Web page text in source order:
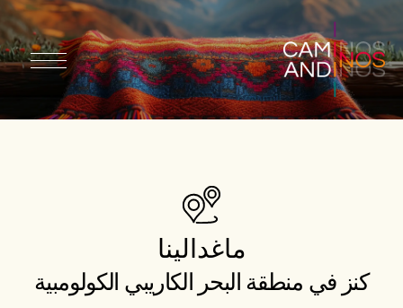
ماغدالينا
كنز في منطقة البحر الكاريبي الكولومبية